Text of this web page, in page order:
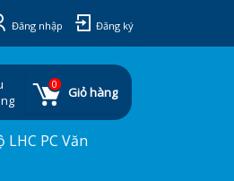
Đăng nhập Đăng ký
0
Giỏ hàng
PC Văn